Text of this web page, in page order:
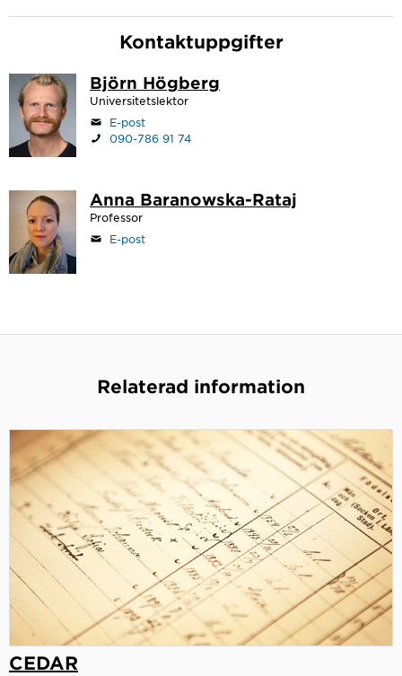
Kontaktuppgifter
Björn Högberg
Universitetslektor
E-post
090-786 91 74
Anna Baranowska-Rataj
Professor
E-post
Relaterad information
CEDAR